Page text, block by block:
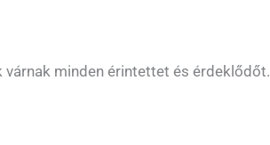
minden érintettet és érdeklődőt.